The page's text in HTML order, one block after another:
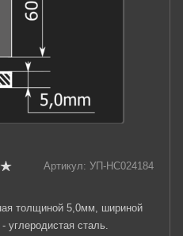
Артикул: УП-НС024184
толщиной 5,0мм, шириной
сталь.